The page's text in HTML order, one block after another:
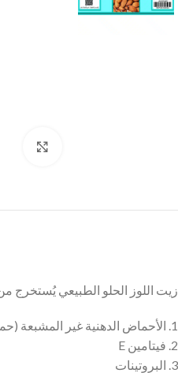
زيت اللوز الحلو الطبيعي يُستخرج
1. الأحماض الدهنية غير المشبعة (حمض الأوليك واللينوليك)
2. فيتامين E
3. البروتينات